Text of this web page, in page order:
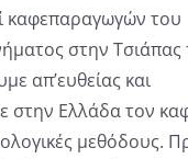
καφεπαραγωγών του
στην Τσιάπας
απ’ευθείας και
στην Ελλάδα τον
μεθόδους.